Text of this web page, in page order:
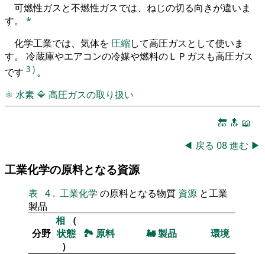
可燃性ガスと不燃性ガスでは、ねじの切る向きが違いま
す。 *
化学工業では、気体を 圧縮して高圧ガスとして使いま
す。 冷蔵庫やエアコンの冷媒や燃料のＬＰガスも高圧ガス
です 3 ) 。
⚛ 水素 🔷 高圧ガスの取り扱い
🔚 🔝 📖
◀ 戻る 08進む ▶
工業化学の原料となる資源
表 4 . 工業化学 の原料となる物質 資源 と工業
製品
分野
相
（
状態
）
🏞 原料 🚂製品 環境